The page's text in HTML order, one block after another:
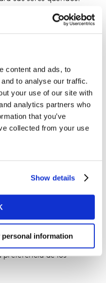
content and ads, to
to analyse our traffic.
your use of our site with
analytics partners who
that you’ve
collected from your use
Show details
personal information
el 66% de los mexicanos
navideñas en
el principal lugar, donde
las tiendas
especializadas de
pierden relevancia
y Bodega Aurrera con el
online el favorito
preferencia de los